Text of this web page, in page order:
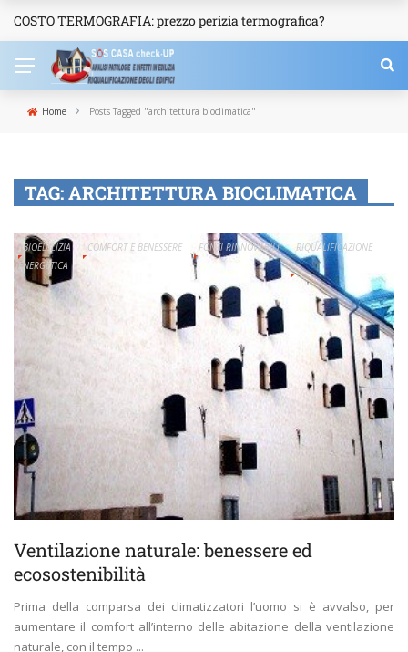
NEWS
COSTO TERMOGRAFIA: prezzo perizia termografica?
Home › Posts Tagged "architettura bioclimatica"
TAG:ARCHITETTURA BIOCLIMATICA
BIOEDILIZIA COMFORT E BENESSERE FONTI RINNOVABILI
RIQUALIFICAZIONE
ENERGETICA
Ventilazione naturale: benessere ed
ecosostenibilità
Prima della comparsa dei climatizzatori l’uomo si è avvalso, per
aumentare il comfort all’interno delle abitazione della ventilazione
naturale, con il tempo ...